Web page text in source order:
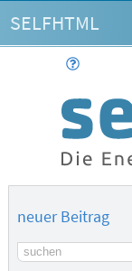
SELFHTML
neuer Beitrag
Suchbegriff